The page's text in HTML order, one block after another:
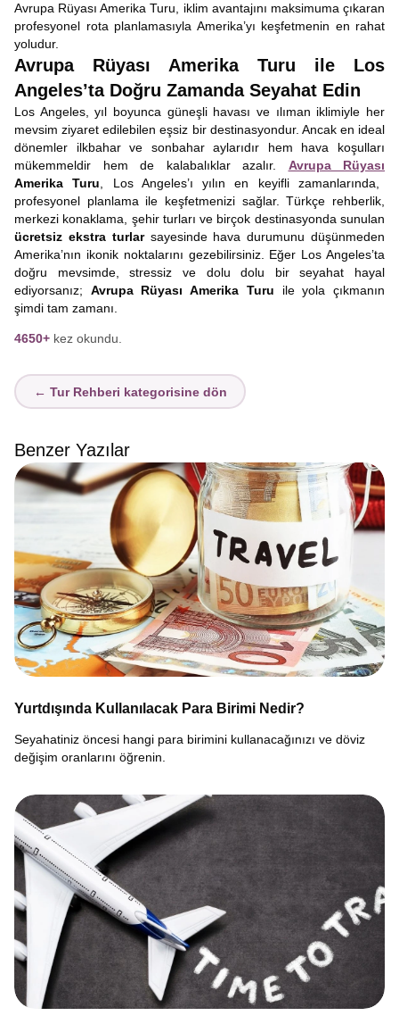
Avrupa Rüyası Amerika Turu, iklim avantajını maksimuma çıkaran
profesyonel rota planlamasıyla Amerika’yı keşfetmenin en rahat
yoludur.
Avrupa Rüyası Amerika Turu ile Los
Angeles’ta Doğru Zamanda Seyahat Edin
Los Angeles, yıl boyunca güneşli havası ve ılıman iklimiyle her
mevsim ziyaret edilebilen eşsiz bir destinasyondur. Ancak en ideal
dönemler ilkbahar ve sonbahar aylarıdır hem hava koşulları
mükemmeldir hem de kalabalıklar azalır. Avrupa Rüyası
Amerika Turu , Los Angeles’ı yılın en keyifli zamanlarında,
profesyonel planlama ile keşfetmenizi sağlar. Türkçe rehberlik,
merkezi konaklama, şehir turları ve birçok destinasyonda sunulan
ücretsiz ekstra turlarsayesinde hava durumunu düşünmeden
Amerika’nın ikonik noktalarını gezebilirsiniz. Eğer Los Angeles’ta
doğru mevsimde, stressiz ve dolu dolu bir seyahat hayal
ediyorsanız; Avrupa Rüyası Amerika Turu ile yola çıkmanın
şimdi tam zamanı.
4650+ kez okundu.
← Tur Rehberi kategorisine dön
Benzer Yazılar
Yurtdışında Kullanılacak Para Birimi Nedir?
Seyahatiniz öncesi hangi para birimini kullanacağınızı ve döviz
değişim oranlarını öğrenin.